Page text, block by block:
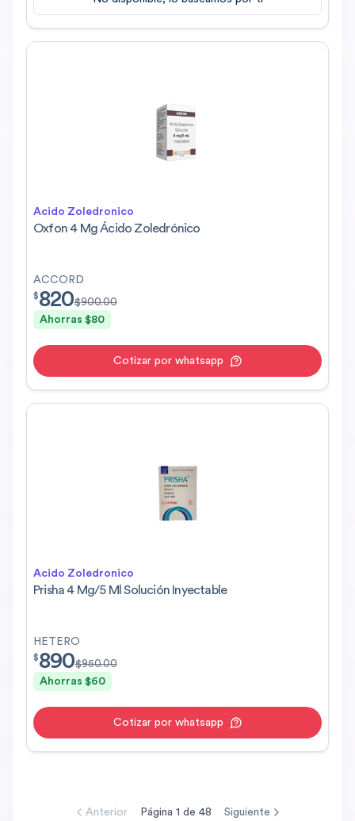
Acido Zoledronico
Oxfon 4 Mg Ácido Zoledrónico
ACCORD
$820.00
$820$900.00
Ahorras $80
Cotizar por whatsapp
Acido Zoledronico
Prisha 4 Mg/5 Ml Solución Inyectable
HETERO
$890.00
$890$950.00
Ahorras $60
Cotizar por whatsapp
Anterior Página 1 de 48 Siguiente